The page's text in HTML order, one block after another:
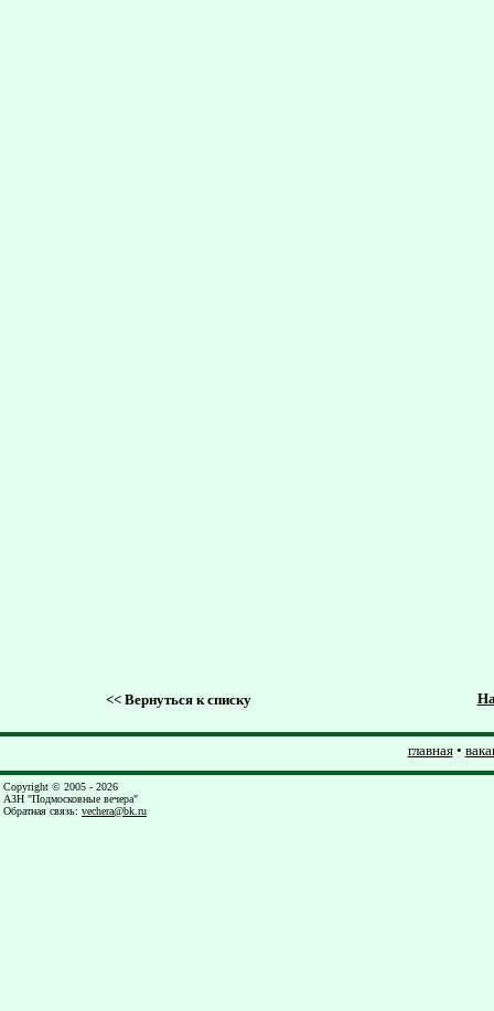
<<Вернуться к списку
главная•
Copyright © 2005 - 2026
АЗН "Подмосковные вечера"
Обратная связь: vechera@bk.ru